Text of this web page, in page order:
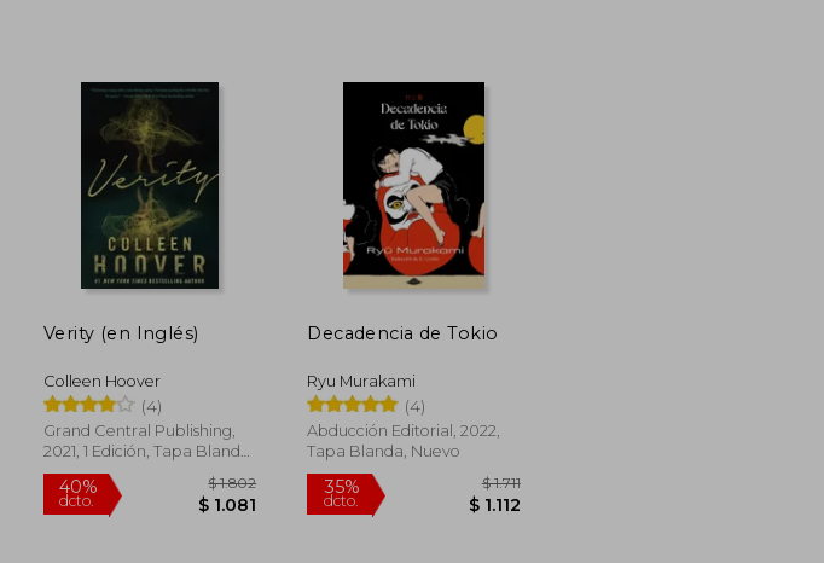
35%
dcto.
50%
dcto.
Verity (en Inglés)
Colleen Hoover
(4)
Grand Central Publishing,
2021, 1 Edición, Tapa Blanda,
Nuevo
Decadencia de Tokio
Ryu Murakami
(4)
Abducción Editorial, 2022,
Tapa Blanda, Nuevo